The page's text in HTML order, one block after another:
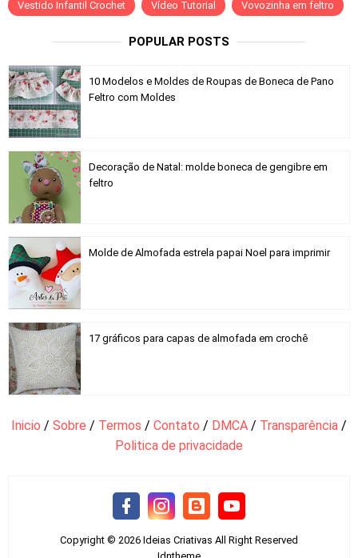
Vestido Infantil Crochet Vídeo Tutorial Vovozinha em feltro
POPULAR POSTS
10 Modelos e Moldes de Roupas de Boneca de Pano
Feltro com Moldes
Decoração de Natal: molde boneca de gengibre em
feltro
Molde de Almofada estrela papai Noel para imprimir
17 gráficos para capas de almofada em crochê
Inicio / Sobre / Termos / Contato / DMCA / Transparência /
Politica de privacidade
Copyright © 2026 Ideias Criativas All Right Reserved